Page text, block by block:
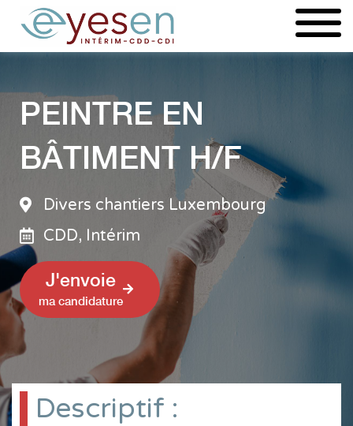
Aller
contenu
PEINTRE EN
BÂTIMENT H/F
Divers chantiers Luxembourg
CDD, Intérim
J'envoie
ma candidature
Descriptif :